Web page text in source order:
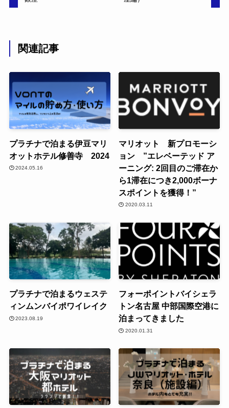
関連記事
プラチナで泊まる伊豆マリ
オットホテル修善寺 2024
2024.05.16
マリオット 新プロモーシ
ョン ”エレベーテッド ア
ーニング: 2回目のご滞在か
ら1滞在につき2,000ボーナ
スポイントを獲得！”
2020.03.11
プラチナで泊まるウェステ
ィンムンバイポワイレイク
2023.08.19
フォーポイントバイシェラ
トン名古屋 中部国際空港に
泊まってきました
2020.01.31